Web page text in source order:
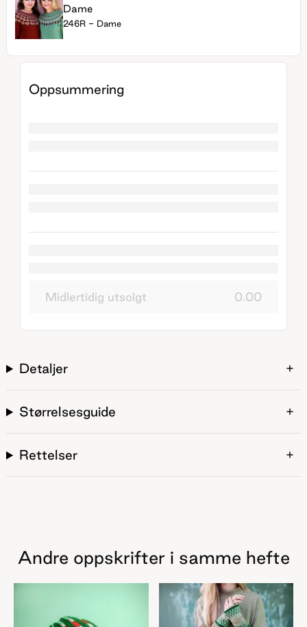
Dame
246R - Dame
Oppsummering
Midlertidig utsolgt 0.00
Detaljer
Størrelsesguide
Rettelser
Andre oppskrifter i samme hefte